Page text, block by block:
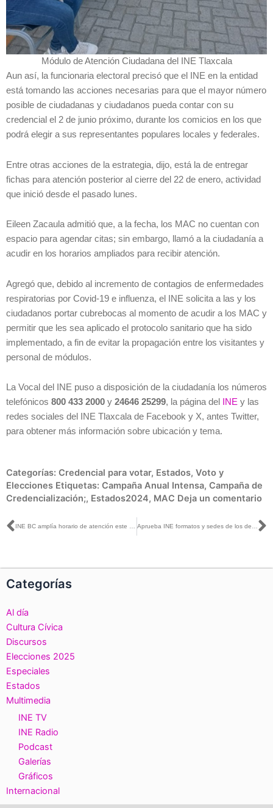
Módulo de Atención Ciudadana del INE Tlaxcala
Aun así, la funcionaria electoral precisó que el INE en la entidad
está tomando las acciones necesarias para que el mayor número
posible de ciudadanas y ciudadanos pueda contar con su
credencial el 2 de junio próximo, durante los comicios en los que
podrá elegir a sus representantes populares locales y federales.
Entre otras acciones de la estrategia, dijo, está la de entregar
fichas para atención posterior al cierre del 22 de enero, actividad
que inició desde el pasado lunes.
Eileen Zacaula admitió que, a la fecha, los MAC no cuentan con
espacio para agendar citas; sin embargo, llamó a la ciudadanía a
acudir en los horarios ampliados para recibir atención.
Agregó que, debido al incremento de contagios de enfermedades
respiratorias por Covid-19 e influenza, el INE solicita a las y los
ciudadanos portar cubrebocas al momento de acudir a los MAC y
permitir que les sea aplicado el protocolo sanitario que ha sido
implementado, a fin de evitar la propagación entre los visitantes y
personal de módulos.
La Vocal del INE puso a disposición de la ciudadanía los números
telefónicos 800 433 2000 y 24646 25299, la página del INE y las
redes sociales del INE Tlaxcala de Facebook y X, antes Twitter,
para obtener más información sobre ubicación y tema.
Categorías: Credencial para votar, Estados, Voto y
Elecciones Etiquetas: Campaña Anual Intensa, Campaña de
Credencialización;, Estados2024, MAC Deja un comentario
Ant
Categorías
Al día
Cultura Cívica
Discursos
Elecciones 2025
Especiales
Estados
Multimedia
INE TV
INE Radio
Podcast
Galerías
Gráficos
Internacional